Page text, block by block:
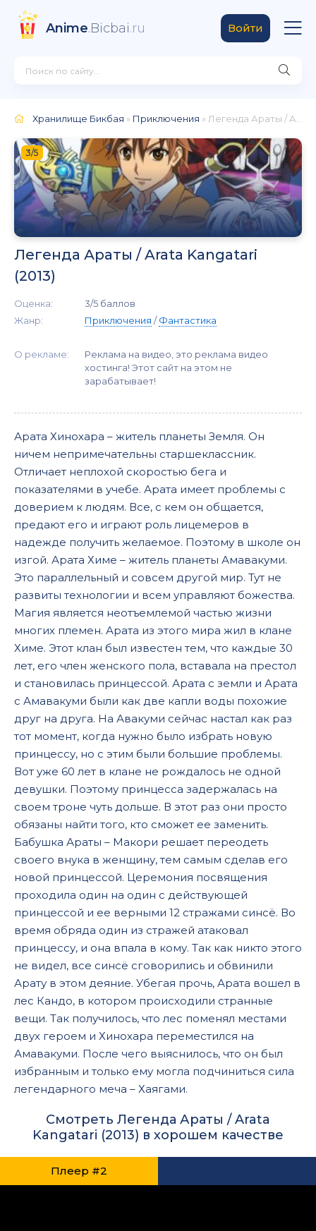
Anime.Bicbai.ru Войти
Хранилище Бикбая » Приключения » Легенда Араты / Arata Kangatari (2013)
3/5
Легенда Араты / Arata Kangatari
(2013)
Оценка:
3/5 баллов
Жанр:
Приключения /Фантастика
О рекламе:
Реклама на видео, это реклама видео
хостинга! Этот сайт на этом не
зарабатывает!
Арата Хинохара – житель планеты Земля. Он
ничем непримечательны старшеклассник.
Отличает неплохой скоростью бега и
показателями в учебе. Арата имеет проблемы с
доверием к людям. Все, с кем он общается,
предают его и играют роль лицемеров в
надежде получить желаемое. Поэтому в школе он
изгой. Арата Химе – житель планеты Амавакуми.
Это параллельный и совсем другой мир. Тут не
развиты технологии и всем управляют божества.
Магия является неотъемлемой частью жизни
многих племен. Арата из этого мира жил в клане
Химе. Этот клан был известен тем, что каждые 30
лет, его член женского пола, вставала на престол
и становилась принцессой. Арата с земли и Арата
с Амавакуми были как две капли воды похожие
друг на друга. На Авакуми сейчас настал как раз
тот момент, когда нужно было избрать новую
принцессу, но с этим были большие проблемы.
Вот уже 60 лет в клане не рождалось не одной
девушки. Поэтому принцесса задержалась на
своем троне чуть дольше. В этот раз они просто
обязаны найти того, кто сможет ее заменить.
Бабушка Араты – Макори решает переодеть
своего внука в женщину, тем самым сделав его
новой принцессой. Церемония посвящения
проходила один на один с действующей
принцессой и ее верными 12 стражами синсё. Во
время обряда один из стражей атаковал
принцессу, и она впала в кому. Так как никто этого
не видел, все синсё сговорились и обвинили
Арату в этом деяние. Убегая прочь, Арата вошел в
лес Кандо, в котором происходили странные
вещи. Так получилось, что лес поменял местами
двух героем и Хинохара переместился на
Амавакуми. После чего выяснилось, что он был
избранным и только ему могла подчиниться сила
легендарного меча – Хаягами.
Смотреть Легенда Араты / Arata
Kangatari (2013) в хорошем качестве
Плеер #2